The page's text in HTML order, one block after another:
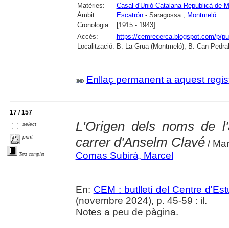
Matèries:
Casal d'Unió Catalana Republicà de
Àmbit:
Escatrón- Saragossa ; Montmeló
Cronologia:
[1915 - 1943]
Accés:
https://cemrecerca.blogspot.com/p/
Localització: B. La Grua (Montmeló); B. Can
Enllaç permanent a aquest
17 / 157
select
print
Text complet
L'Origen dels noms de
carrer d'Anselm Clavé/
Comas Subirà, Marcel
En: CEM : butlletí del Centre
(novembre 2024), p. 45-59 : il.
Notes a peu de pàgina.